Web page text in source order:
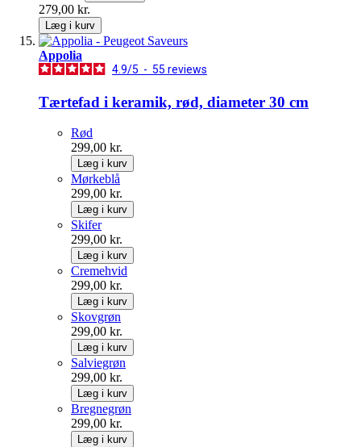
279,00 kr.
Læg i kurv
Appolia
4.9/5 - 55 reviews
Tærtefad i keramik, rød, diameter 30 cm
Rød
299,00 kr.
Læg i kurv
Mørkeblå
299,00 kr.
Læg i kurv
Skifer
299,00 kr.
Læg i kurv
Cremehvid
299,00 kr.
Læg i kurv
Skovgrøn
299,00 kr.
Læg i kurv
Salviegrøn
299,00 kr.
Læg i kurv
Bregnegrøn
299,00 kr.
Læg i kurv